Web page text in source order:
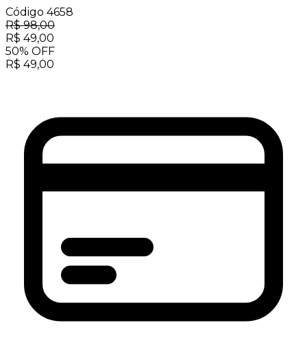
Código 4658
R$98,00
R$ 49,00
50% OFF
R$ 49,00